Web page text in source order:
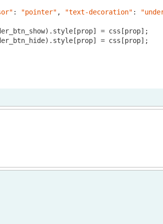
: "pointer" , "text-decoration" :
= css[prop];
= css[prop];